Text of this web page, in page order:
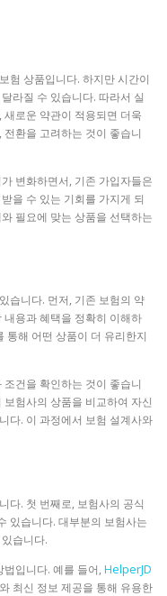
험 상품입니다. 하지만 시간이
라질 수 있습니다. 따라서 실
로운 약관이 적용되면 더욱
환을 고려하는 것이 좋습니
변화하면서, 기존 가입자들은
을 수 있는 기회를 가지게 되
필요에 맞는 상품을 선택하는
습니다. 먼저, 기존 보험의 약
용과 혜택을 정확히 이해하
통해 어떤 상품이 더 유리한지
건을 확인하는 것이 좋습니
험사의 상품을 비교하여 자신
다. 이 과정에서 보험 설계사와
다. 첫 번째로, 보험사의 공식
있습니다. 대부분의 보험사는
습니다.
입니다. 예를 들어, HelperJD
최신 정보 제공을 통해 유용한